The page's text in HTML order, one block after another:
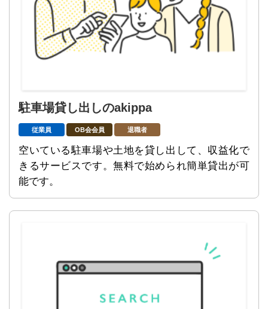
駐車場貸し出しのakippa
従業員 OB会会員 退職者
空いている駐車場や土地を貸し出して、収益化で
きるサービスです。無料で始められ簡単貸出が可
能です。